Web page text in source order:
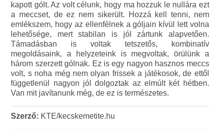
kapott gólt. Az volt célunk, hogy ma hozzuk le nullára ezt
a meccset, de ez nem sikerült. Hozzá kell tenni, nem
emlékszem, hogy az ellenfélnek a góljain kívül lett volna
lehetősége, mert stabilan is jól zártunk alapvetően.
Támadásban is voltak tetszetős, kombinatív
megoldásaink, a helyzeteink is megvoltak, örülünk a
három szerzett gólnak. Ez is egy nagyon hasznos meccs
volt, s noha még nem olyan frissek a játékosok, de ettől
függetlenül nagyon jól dolgoztak az elmúlt két hétben.
Van mit javítanunk még, de ez is természetes.
Szerző: KTE/kecskemetite.hu